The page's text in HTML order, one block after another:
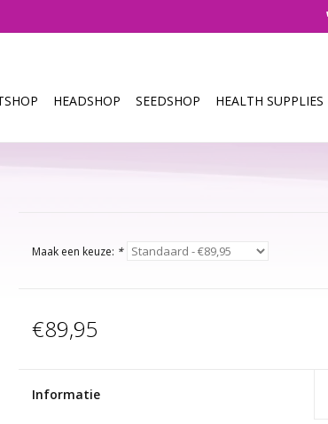
HEADSHOP SEEDSHOP HEALTH SUPPLIES
Maak een keuze: *
€89,95
Informatie